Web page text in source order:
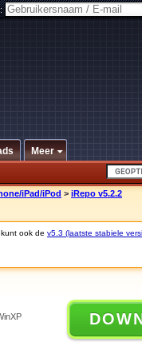
Meer
iPad/iPod > iRepo v5.2.2
ook de v5.3 (laatste stabiele